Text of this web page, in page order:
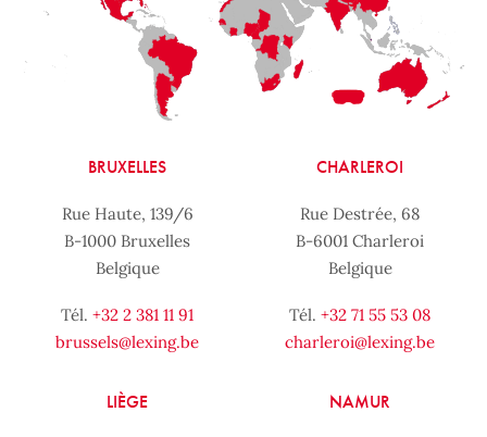
BRUXELLES
Rue Haute, 139/6
B-1000 Bruxelles
Belgique
Tél. +32 2 381 11 91
brussels@lexing.be
CHARLEROI
Rue Destrée, 68
B-6001 Charleroi
Belgique
Tél. +32 71 55 53 08
charleroi@lexing.be
LIÈGE NAMUR